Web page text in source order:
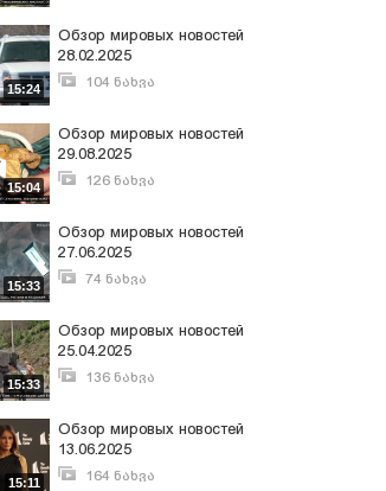
15:24
Обзор мировых новостей
28.02.2025
104 ნახვა
15:04
Обзор мировых новостей
29.08.2025
126 ნახვა
15:33
Обзор мировых новостей
27.06.2025
74 ნახვა
15:33
Обзор мировых новостей
25.04.2025
136 ნახვა
15:11
Обзор мировых новостей
13.06.2025
164 ნახვა